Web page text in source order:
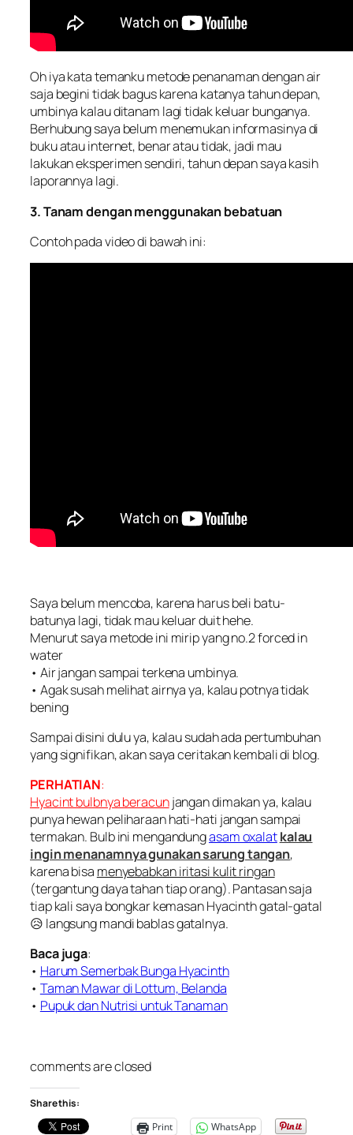
Oh iya kata temanku metode penanaman dengan air
saja begini tidak bagus karena katanya tahun depan,
umbinya kalau ditanam lagi tidak keluar bunganya.
Berhubung saya belum menemukan informasinya di
buku atau internet, benar atau tidak, jadi mau
lakukan eksperimen sendiri, tahun depan saya kasih
laporannya lagi.
3. Tanam dengan menggunakan bebatuan
Contoh pada video di bawah ini:
Saya belum mencoba, karena harus beli batu-
batunya lagi, tidak mau keluar duit hehe.
Menurut saya metode ini mirip yang no.2 forced in
water
• Air jangan sampai terkena umbinya.
• Agak susah melihat airnya ya, kalau potnya tidak
bening
Sampai disini dulu ya, kalau sudah ada pertumbuhan
yang signifikan, akan saya ceritakan kembali di blog.
PERHATIAN:
Hyacint bulbnya beracunjangan dimakan ya, kalau
punya hewan peliharaan hati-hati jangan sampai
termakan. Bulb ini mengandungasam oxalatkalau
ingin menanamnya gunakan sarung tangan,
karena bisa menyebabkan iritasi kulit ringan
(tergantung daya tahan tiap orang). Pantasan saja
tiap kali saya bongkar kemasan Hyacinth gatal-gatal
😥 langsung mandibablasgatalnya.
Baca juga:
• Harum Semerbak Bunga Hyacinth
• Taman Mawar di Lottum, Belanda
• Pupuk dan Nutrisi untuk Tanaman
comments are closed
Share this:
Print
WhatsApp